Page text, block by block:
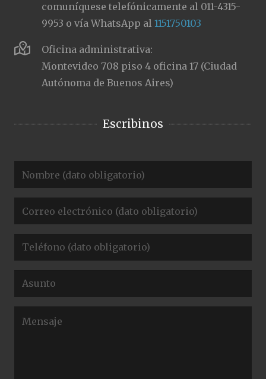
comuníquese telefónicamente al 011-4315-
9953 o vía WhatsApp al1151750103
Oficina administrativa:
Montevideo 708 piso 4 oficina 17 (Ciudad
Autónoma de Buenos Aires)
Escribinos